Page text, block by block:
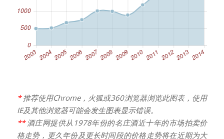
*推荐使用Chrome，火狐或360浏览器浏览此图表，使用
IE及其他浏览器可能会发生图表显示错误。
** 酒庄网提供从1978年份的名庄酒近十年的市场拍卖价
格走势，更久年份及更长时间段的价格走势将在近期为大